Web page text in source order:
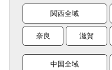
関西全域
奈良 滋賀
中国全域